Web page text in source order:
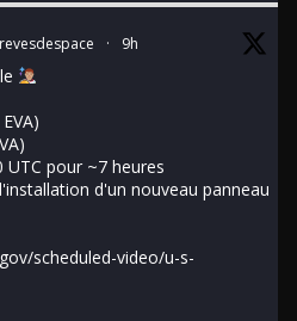
· 9h
UTC pour ~7 heures
d'un nouveau panneau
scheduled-video/u-s-